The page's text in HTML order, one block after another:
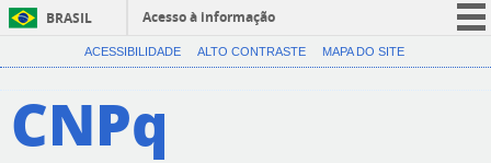
BRASIL
Acesso à informação
CORONAVÍRUS (COVID-19)
ACESSIBILIDADE ALTO CONTRASTE MAPA DO SITE
CNPq